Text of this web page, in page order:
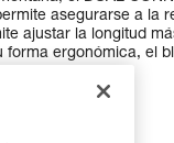
asegurarse a la
ajustar la longitud
forma ergonómica, el